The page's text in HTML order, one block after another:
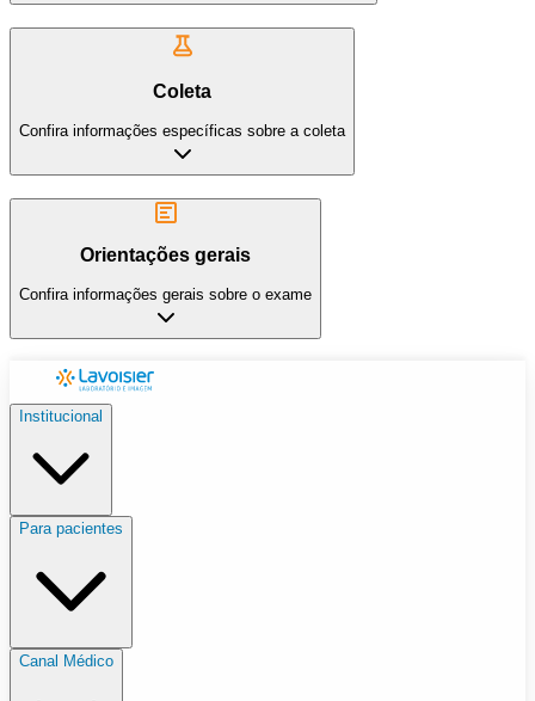
Coleta
Confira informações específicas sobre a coleta
Orientações gerais
Confira informações gerais sobre o exame
Institucional
Para pacientes
Canal Médico